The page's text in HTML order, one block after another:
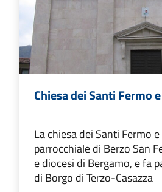
Chiesa dei Santi Fermo
La chiesa dei Santi Fermo
parrocchiale di Berzo San
e diocesi di Bergamo, e fa
di Borgo di Terzo-Casazza